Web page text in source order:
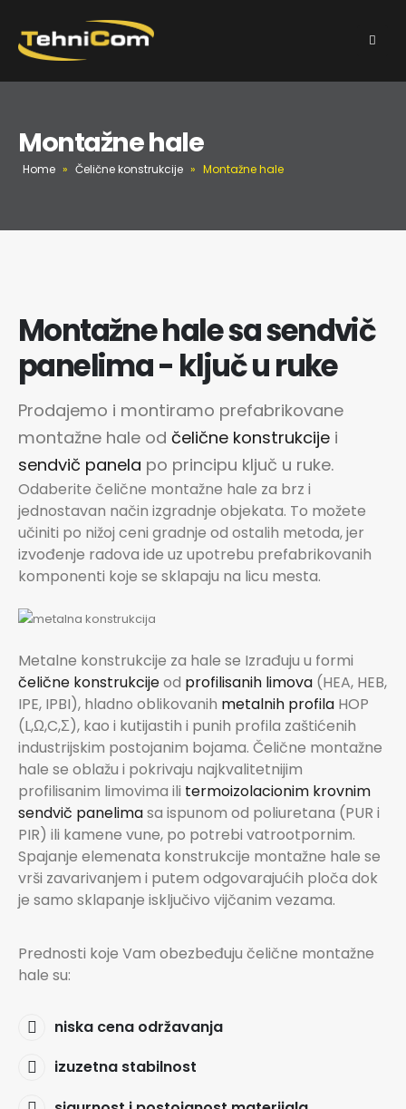
Montažne hale
Home » Čelične konstrukcije » Montažne hale
Montažne hale sa sendvič
panelima - ključ u ruke
Prodajemo i montiramo prefabrikovane
montažne hale od čelične konstrukcije i
sendvič panela po principu ključ u ruke.
Odaberite čelične montažne hale za brz i
jednostavan način izgradnje objekata. To možete
učiniti po nižoj ceni gradnje od ostalih metoda, jer
izvođenje radova ide uz upotrebu prefabrikovanih
komponenti koje se sklapaju na licu mesta.
Metalne konstrukcije za hale se Izrađuju u formi
čelične konstrukcijeod profilisanih limova (HEA, HEB,
IPE, IPBI), hladno oblikovanih metalnih profila HOP
(L,Ω,C,Σ), kao i kutijastih i punih profila zaštićenih
industrijskim postojanim bojama. Čelične montažne
hale se oblažu i pokrivaju najkvalitetnijim
profilisanim limovima ili termoizolacionim krovnim
sendvič panelimasa ispunom od poliuretana (PUR i
PIR) ili kamene vune, po potrebi vatrootpornim.
Spajanje elemenata konstrukcije montažne hale se
vrši zavarivanjem i putem odgovarajućih ploča dok
je samo sklapanje isključivo vijčanim vezama.
Prednosti koje Vam obezbeđuju čelične montažne
hale su:
niska cena održavanja
izuzetna stabilnost